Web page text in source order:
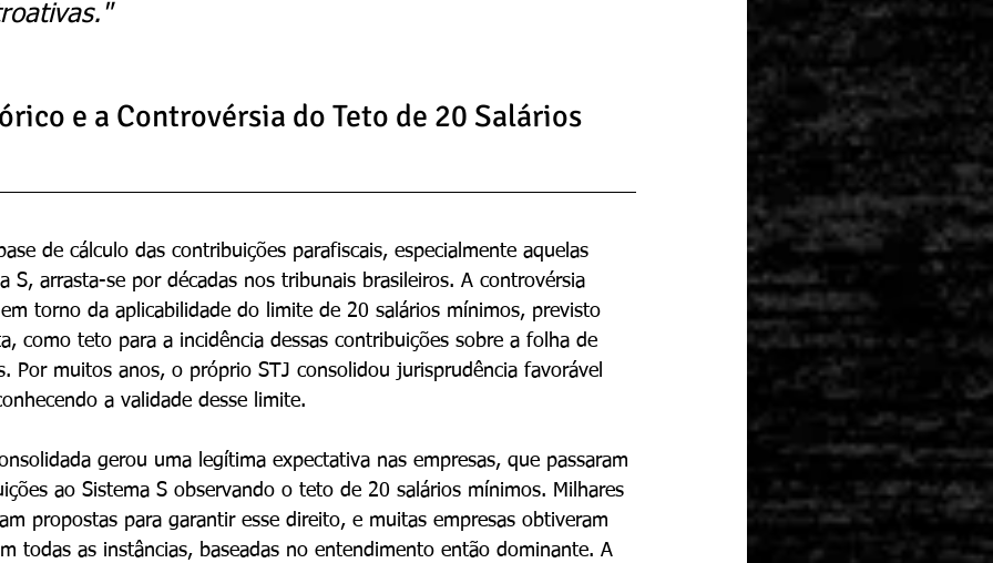
e a Controvérsia do Teto de 20 Salários
de cálculo das contribuições parafiscais, especialmente aquelas
S, arrasta-se por décadas nos tribunais brasileiros. A controvérsia
torno da aplicabilidade do limite de 20 salários mínimos, previsto
como teto para a incidência dessas contribuições sobre a folha de
Por muitos anos, o próprio STJ consolidou jurisprudência favorável
a validade desse limite.
gerou uma legítima expectativa nas empresas, que passaram
ao Sistema S observando o teto de 20 salários mínimos. Milhares
propostas para garantir esse direito, e muitas empresas obtiveram
todas as instâncias, baseadas no entendimento então dominante. A